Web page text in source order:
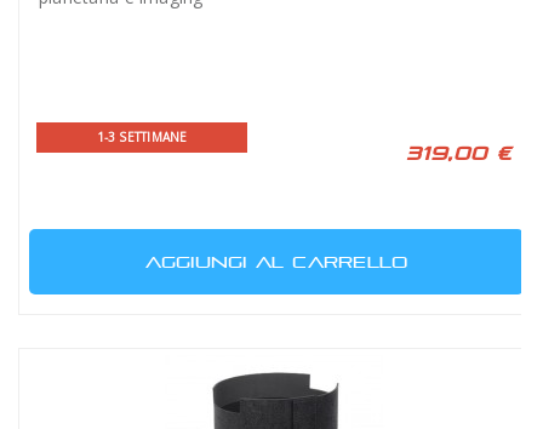
1-3 SETTIMANE
319,00 €
AGGIUNGI AL CARRELLO